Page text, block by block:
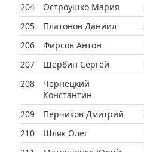
204
Остроушко Мария
205
Платонов Даниил
206
Фирсов Антон
207
Щербин Сергей
208
Чернецкий
Константин
209 Перчиков Дмитрий
210
Шляк Олег